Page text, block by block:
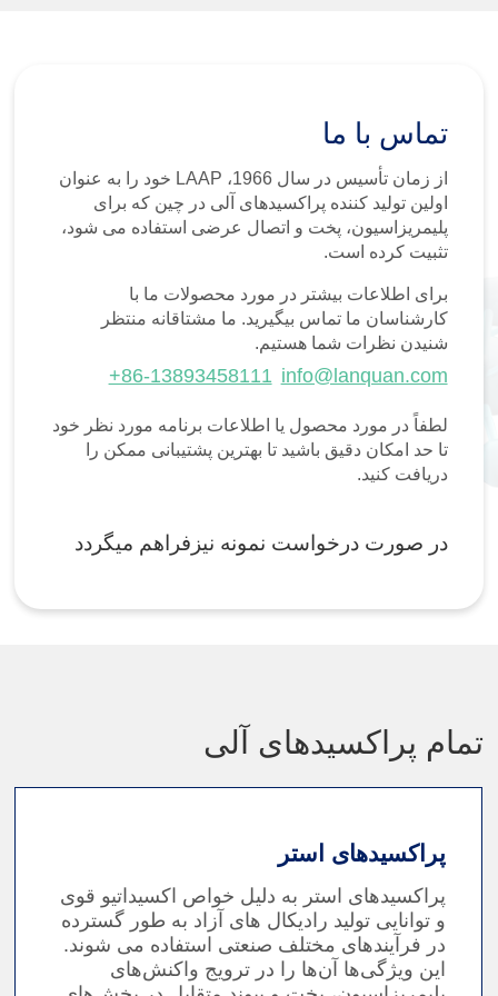
تماس با ما
از زمان تأسیس در سال 1966، LAAP خود را به عنوان
اولین تولید کننده پراکسیدهای آلی در چین که برای
پلیمریزاسیون، پخت و اتصال عرضی استفاده می شود،
تثبیت کرده است.
برای اطلاعات بیشتر در مورد محصولات ما با
کارشناسان ما تماس بیگیرید. ما مشتاقانه منتظر
شنیدن نظرات شما هستیم.
info@lanquan.com
+86-13893458111
لطفاً در مورد محصول یا اطلاعات برنامه مورد نظر خود
تا حد امکان دقیق باشید تا بهترین پشتیبانی ممکن را
دریافت کنید.
در صورت درخواست نمونه نیزفراهم میگردد
تمام پراکسیدهای آلی
پراکسیدهای استر
پراکسیدهای استر به دلیل خواص اکسیداتیو قوی
و توانایی تولید رادیکال های آزاد به طور گسترده
در فرآیندهای مختلف صنعتی استفاده می شوند.
این ویژگی‌ها آن‌ها را در ترویج واکنش‌های